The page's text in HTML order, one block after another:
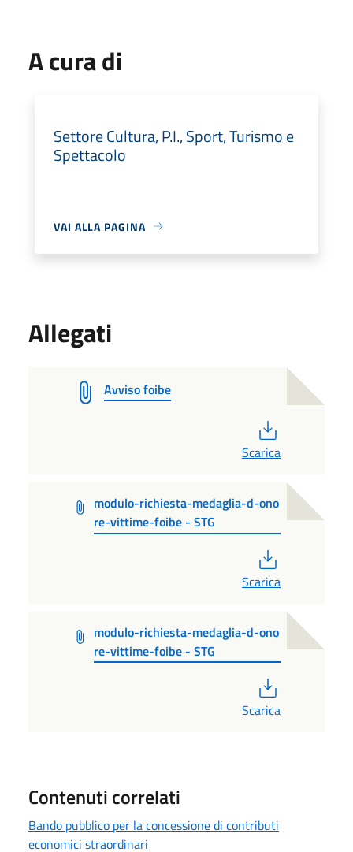
A cura di
Settore Cultura, P.I., Sport, Turismo e
Spettacolo
VAI ALLA PAGINA
Allegati
Avviso foibe
Scarica
modulo-richiesta-medaglia-d-ono
re-vittime-foibe - STG
Scarica
modulo-richiesta-medaglia-d-ono
re-vittime-foibe - STG
Scarica
Contenuti correlati
Bando pubblico per la concessione di contributi
economici straordinari